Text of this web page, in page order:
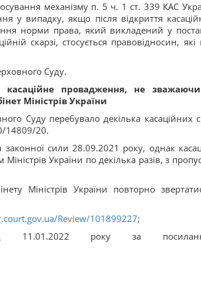
механізму п. 5 ч. 1 ст. 339 КАС
у випадку, якщо після відкриття
норми права, який викладений у
скарзі, стосується правовідносин, які
Суду.
провадження, не
Міністрів України
Суду перебувало декілька касаційних
14809/20.
сили 28.09.2021 року, однак
України по декілька разів, з
Міністрів України повторно
Review/101899227;
року за